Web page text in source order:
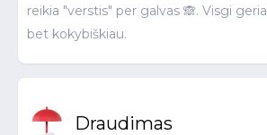
reikia "verstis" per galvas 🙈. Visgi
bet kokybiškiau.
Draudimas